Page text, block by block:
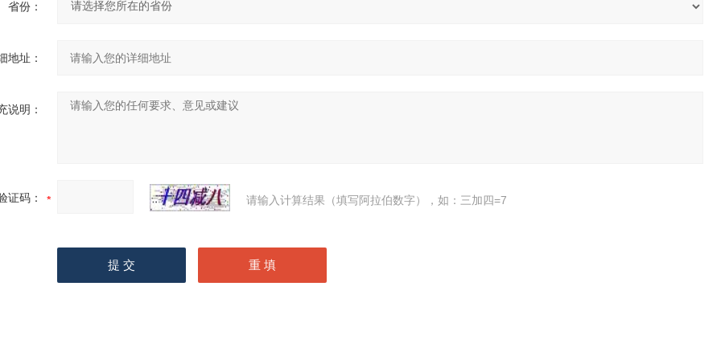
省份：
地址：
说明：
证码： 请输入计算结果（填写阿拉伯数字），如：三加四=7